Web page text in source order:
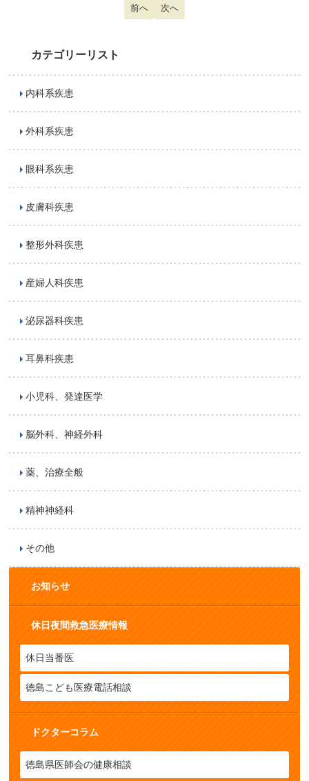
前の記事へ: 顔面神経麻痺
前へ 次の記事へ: 体毛コンプレックス
次へ
カテゴリーリスト
内科系疾患
外科系疾患
眼科系疾患
皮膚科疾患
整形外科疾患
産婦人科疾患
泌尿器科疾患
耳鼻科疾患
小児科、発達医学
脳外科、神経外科
薬、治療全般
精神神経科
その他
お知らせ
休日夜間救急医療情報
休日当番医
徳島こども医療電話相談
ドクターコラム
徳島県医師会の健康相談